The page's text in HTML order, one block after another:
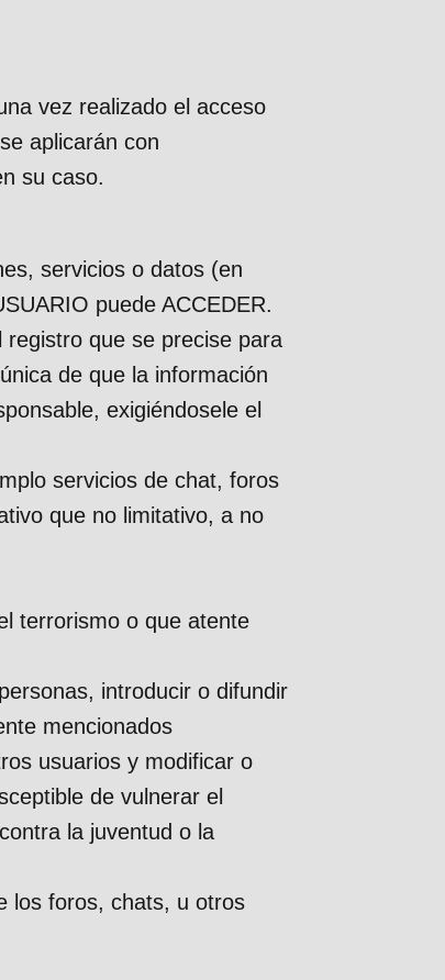
vez realizado el acceso
aplicarán con
su caso.
servicios o datos (en
puede ACCEDER.
registro que se precise para
de que la información
exigiéndosele el
servicios de chat, foros
que no limitativo, a no
terrorismo o que atente
introducir o difundir
mencionados
usuarios y modificar o
de vulnerar el
la juventud o la
los foros, chats, u otros